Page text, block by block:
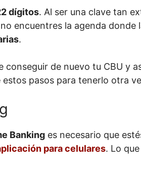
dígitos. Al ser una clave tan
encuentres la agenda donde
.
conseguir de nuevo tu CBU y
pasos para tenerlo otra
Bankinges necesario que
para celulares. Lo